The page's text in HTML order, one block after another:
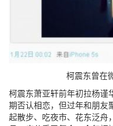
柯震东曾在微
柯震东萧亚轩前年初拉杨谨
期否认相恋，但过年和朋友
起散步、吃夜市、花东泛舟